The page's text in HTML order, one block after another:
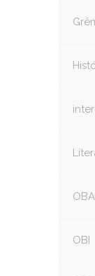
OBA
OBI